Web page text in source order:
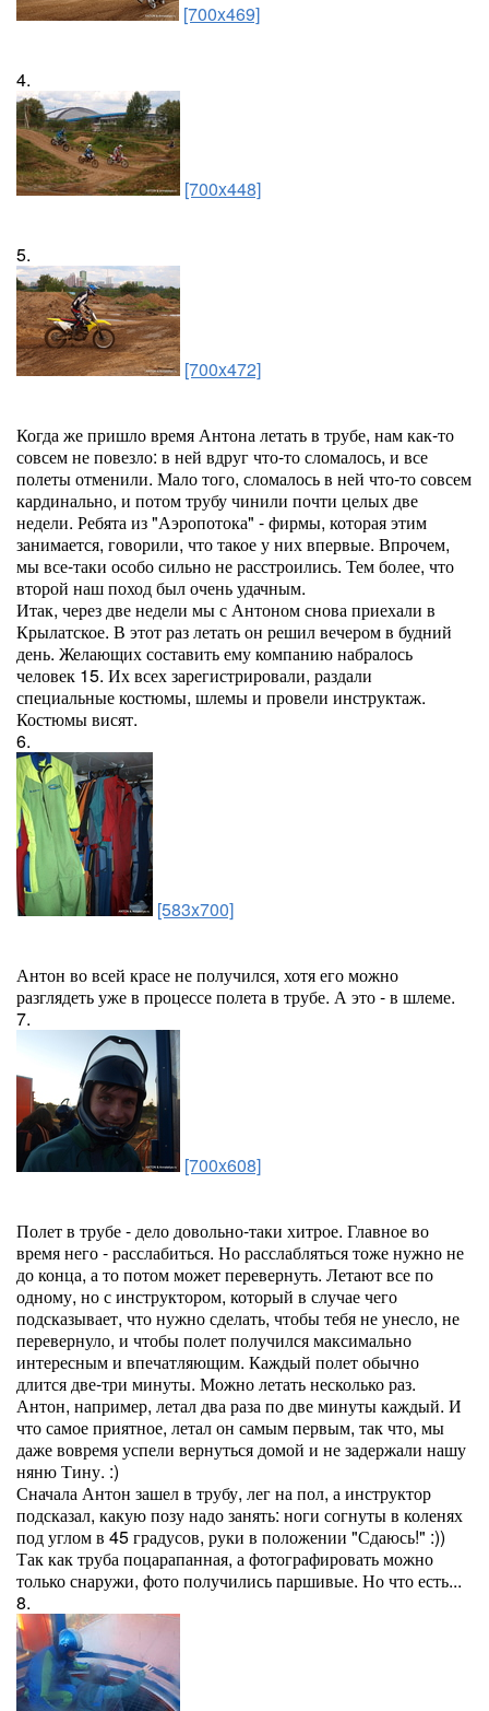
[700x469]
4.
[700x448]
5.
[700x472]
Когда же пришло время Антона летать в трубе, нам как-то
совсем не повезло: в ней вдруг что-то сломалось, и все
полеты отменили. Мало того, сломалось в ней что-то совсем
кардинально, и потом трубу чинили почти целых две
недели. Ребята из "Аэропотока" - фирмы, которая этим
занимается, говорили, что такое у них впервые. Впрочем,
мы все-таки особо сильно не расстроились. Тем более, что
второй наш поход был очень удачным.
Итак, через две недели мы с Антоном снова приехали в
Крылатское. В этот раз летать он решил вечером в будний
день. Желающих составить ему компанию набралось
человек 15. Их всех зарегистрировали, раздали
специальные костюмы, шлемы и провели инструктаж.
Костюмы висят.
6.
[583x700]
Антон во всей красе не получился, хотя его можно
разглядеть уже в процессе полета в трубе. А это - в шлеме.
7.
[700x608]
Полет в трубе - дело довольно-таки хитрое. Главное во
время него - расслабиться. Но расслабляться тоже нужно не
до конца, а то потом может перевернуть. Летают все по
одному, но с инструктором, который в случае чего
подсказывает, что нужно сделать, чтобы тебя не унесло, не
перевернуло, и чтобы полет получился максимально
интересным и впечатляющим. Каждый полет обычно
длится две-три минуты. Можно летать несколько раз.
Антон, например, летал два раза по две минуты каждый. И
что самое приятное, летал он самым первым, так что, мы
даже вовремя успели вернуться домой и не задержали нашу
няню Тину. :)
Сначала Антон зашел в трубу, лег на пол, а инструктор
подсказал, какую позу надо занять: ноги согнуты в коленях
под углом в 45 градусов, руки в положении "Сдаюсь!" :))
Так как труба поцарапанная, а фотографировать можно
только снаружи, фото получились паршивые. Но что есть...
8.